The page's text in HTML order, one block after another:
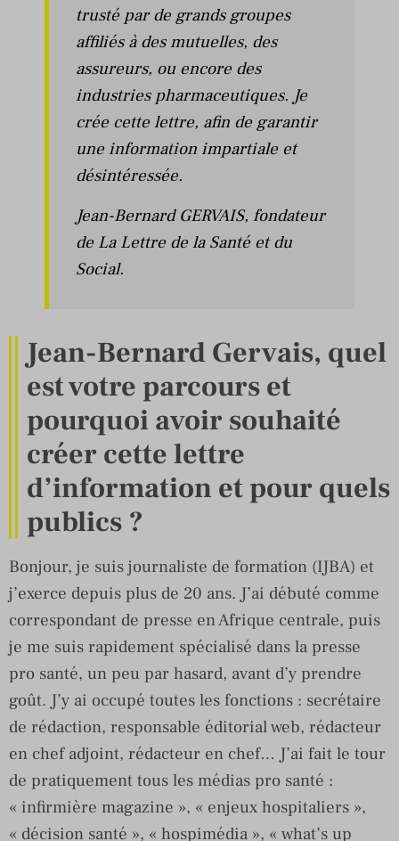
trusté par de grands groupes
affiliés à des mutuelles, des
assureurs, ou encore des
industries pharmaceutiques. Je
crée cette lettre, afin de garantir
une information impartiale et
désintéressée.
Jean-Bernard GERVAIS, fondateur
de La Lettre de la Santé et du
Social.
Jean-Bernard Gervais, quel
est votre parcours et
pourquoi avoir souhaité
créer cette lettre
d’information et pour quels
publics ?
Bonjour, je suis journaliste de formation (IJBA) et
j’exerce depuis plus de 20 ans. J’ai débuté comme
correspondant de presse en Afrique centrale, puis
je me suis rapidement spécialisé dans la presse
pro santé, un peu par hasard, avant d’y prendre
goût. J’y ai occupé toutes les fonctions : secrétaire
de rédaction, responsable éditorial web, rédacteur
en chef adjoint, rédacteur en chef… J’ai fait le tour
de pratiquement tous les médias pro santé :
« infirmière magazine », « enjeux hospitaliers »,
« décision santé », « hospimédia », « what’s up